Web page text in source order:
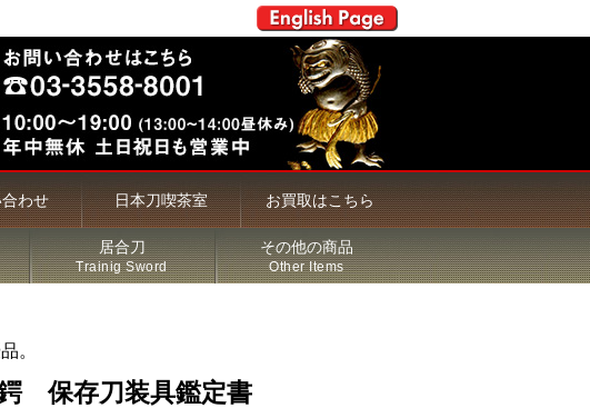
わせ 日本刀喫茶室 お買取はこちら
居合刀
Trainig Sword
その他の商品
Other Items
。
保存刀装具鑑定書